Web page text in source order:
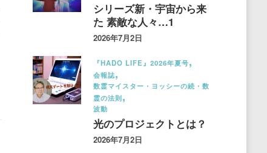
シリーズ新・宇宙から来
た 素敵な人々…1
2026年7月2日
『HADO LIFE』2026年夏号
会報誌
数霊マイスター・ヨッシーの続・数
霊の法則
波動
光のプロジェクトとは？
2026年7月2日